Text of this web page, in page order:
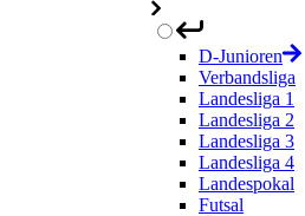
D-Junioren
Verbandsliga
Landesliga 1
Landesliga 2
Landesliga 3
Landesliga 4
Landespokal
Futsal